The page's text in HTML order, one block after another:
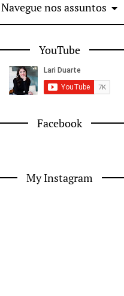
Navegue nos assuntos
YouTube
Facebook
My Instagram